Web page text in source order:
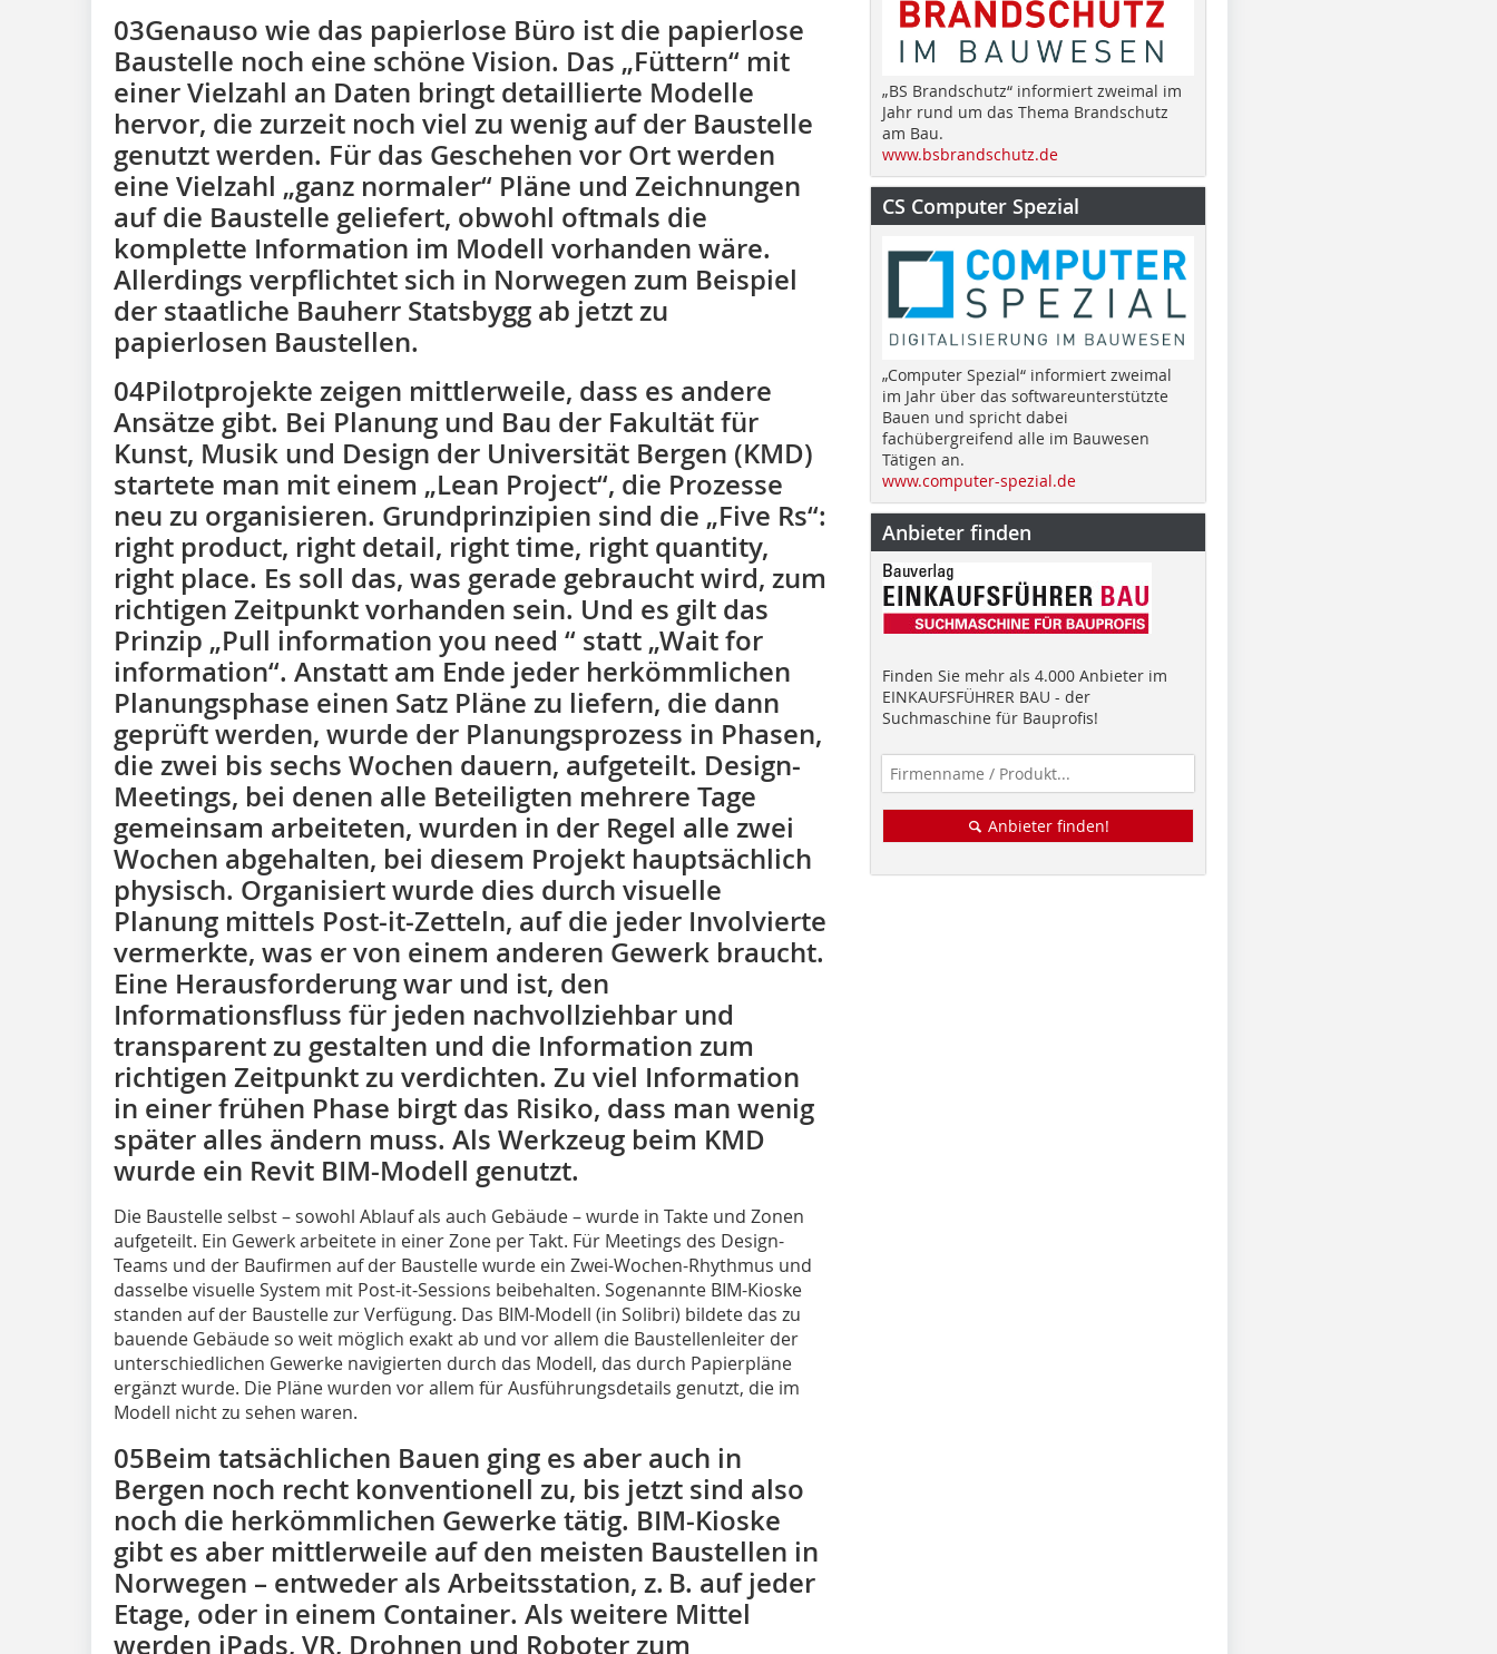
03Genauso wie das papierlose Büro ist die papierlose
Baustelle noch eine schöne Vision. Das „Füttern“ mit
einer Vielzahl an Daten bringt detaillierte Modelle
hervor, die zurzeit noch viel zu wenig auf der Baustelle
genutzt werden. Für das Geschehen vor Ort werden
eine Vielzahl „ganz normaler“ Pläne und Zeichnungen
auf die Baustelle geliefert, obwohl oftmals die
komplette Information im Modell vorhanden wäre.
Allerdings verpflichtet sich in Norwegen zum Beispiel
der staatliche Bauherr Statsbygg ab jetzt zu
papierlosen Baustellen.
04Pilotprojekte zeigen mittlerweile, dass es andere
Ansätze gibt. Bei Planung und Bau der Fakultät für
Kunst, Musik und Design der Universität Bergen (KMD)
startete man mit einem „Lean Project“, die Prozesse
neu zu organisieren. Grundprinzipien sind die „Five Rs“:
right product, right detail, right time, right quantity,
right place. Es soll das, was gerade gebraucht wird, zum
richtigen Zeitpunkt vorhanden sein. Und es gilt das
Prinzip „Pull information you need “ statt „Wait for
information“. Anstatt am Ende jeder herkömmlichen
Planungsphase einen Satz Pläne zu liefern, die dann
geprüft werden, wurde der Planungsprozess in Phasen,
die zwei bis sechs Wochen dauern, aufgeteilt. Design-
Meetings, bei denen alle Beteiligten mehrere Tage
gemeinsam arbeiteten, wurden in der Regel alle zwei
Wochen abgehalten, bei diesem Projekt hauptsächlich
physisch. Organisiert wurde dies durch visuelle
Planung mittels Post-it-Zetteln, auf die jeder Involvierte
vermerkte, was er von einem anderen Gewerk braucht.
Eine Herausforderung war und ist, den
Informationsfluss für jeden nachvollziehbar und
transparent zu gestalten und die Information zum
richtigen Zeitpunkt zu verdichten. Zu viel Information
in einer frühen Phase birgt das Risiko, dass man wenig
später alles ändern muss. Als Werkzeug beim KMD
wurde ein Revit BIM-Modell genutzt.
Die Baustelle selbst – sowohl Ablauf als auch Gebäude – wurde in Takte und Zonen
aufgeteilt. Ein Gewerk arbeitete in einer Zone per Takt. Für Meetings des Design-
Teams und der Baufirmen auf der Baustelle wurde ein Zwei-Wochen-Rhythmus und
dasselbe visuelle System mit Post-it-Sessions beibehalten. Sogenannte BIM-Kioske
standen auf der Baustelle zur Verfügung. Das BIM-Modell (in Solibri) bildete das zu
bauende Gebäude so weit möglich exakt ab und vor allem die Baustellenleiter der
unterschiedlichen Gewerke navigierten durch das Modell, das durch Papierpläne
ergänzt wurde. Die Pläne wurden vor allem für Ausführungsdetails genutzt, die im
Modell nicht zu sehen waren.
05Beim tatsächlichen Bauen ging es aber auch in
Bergen noch recht konventionell zu, bis jetzt sind also
noch die herkömmlichen Gewerke tätig. BIM-Kioske
gibt es aber mittlerweile auf den meisten Baustellen in
Norwegen – entweder als Arbeitsstation, z. B. auf jeder
Etage, oder in einem Container. Als weitere Mittel
werden iPads, VR, Drohnen und Roboter zum
„BS Brandschutz“ informiert zweimal im
Jahr rund um das Thema Brandschutz
am Bau.
www.bsbrandschutz.de
CS Computer Spezial
„Computer Spezial“ informiert zweimal
im Jahr über das softwareunterstützte
Bauen und spricht dabei
fachübergreifend alle im Bauwesen
Tätigen an.
www.computer-spezial.de
Anbieter finden
Finden Sie mehr als 4.000 Anbieter im
EINKAUFSFÜHRER BAU - der
Suchmaschine für Bauprofis!
Anbieter finden!